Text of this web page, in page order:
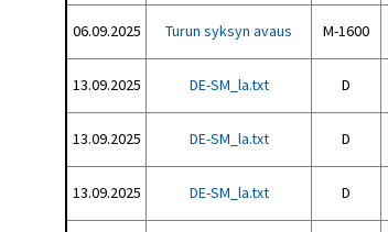
06.09.2025 Turun syksyn avaus M-1600
13.09.2025 DE-SM_la.txt D
13.09.2025 DE-SM_la.txt D
13.09.2025 DE-SM_la.txt D